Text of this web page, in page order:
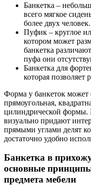
Банкетка –
всего мягкое
более двух человек.
Пуфик – круглое
котором может
банкетка
пуфа они
Банкетка для
которая позволяет
Форма у банкеток может
прямоугольная,
цилиндрической
визуально придают
прямыми углами делят
достаточно удобно
Банкетка в
основные
предмета мебели